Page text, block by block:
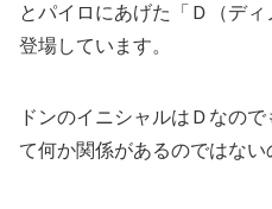
とパイロにあげた「Ｄ（デ
登場しています。
ドンのイニシャルはＤなの
て何か関係があるのではない